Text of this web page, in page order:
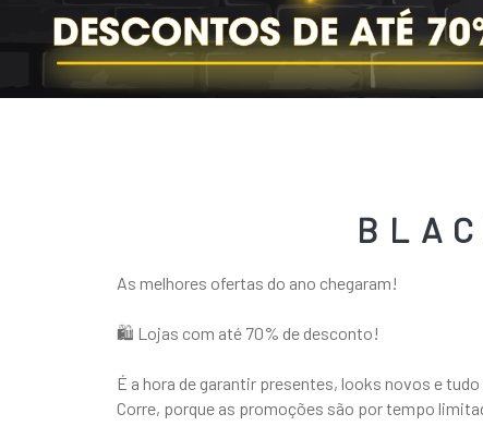
As melhores ofertas do ano chegaram!
🛍️ Lojas com até 70% de desconto!
É a hora de garantir presentes, looks novos e
Corre, porque as promoções são por tempo